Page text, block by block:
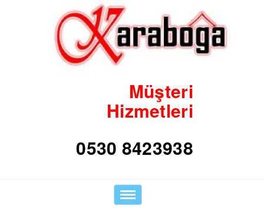
Müşteri
Hizmetleri
Toggle
navigation